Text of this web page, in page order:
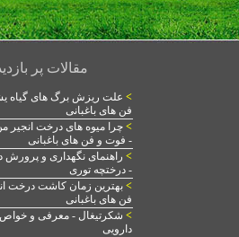
مقالات پر
> علت ریزش برگ های گیاه
فن های باغبانی
> چرا میوه های درخت انجیر
- فوت و فن های باغبانی
> راهنمای نگهداری و پرورش
- درختچه توری
> بهترین زمان کاشت درخت
فن های باغبانی
> شکرتیغال - معرفی و خواص
دارویی